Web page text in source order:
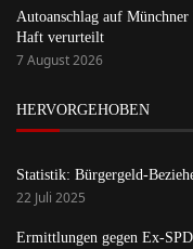
Autoanschlag auf
Haft verurteilt
7 August 2026
HERVORGEHOBEN
Statistik: Bürgergeld-
22 Juli 2025
Ermittlungen gegen Ex-